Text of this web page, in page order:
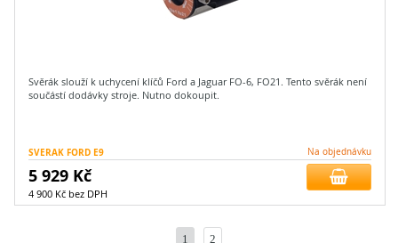
Svěrák slouží k uchycení klíčů Ford a Jaguar FO-6, FO21. Tento svěrák není
součástí dodávky stroje. Nutno dokoupit.
SVERAK FORD E9 Na objednávku
5 929 Kč
4 900 Kč bez DPH
1 2